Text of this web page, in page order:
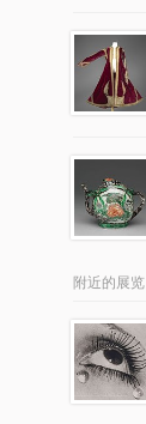
附近的展览